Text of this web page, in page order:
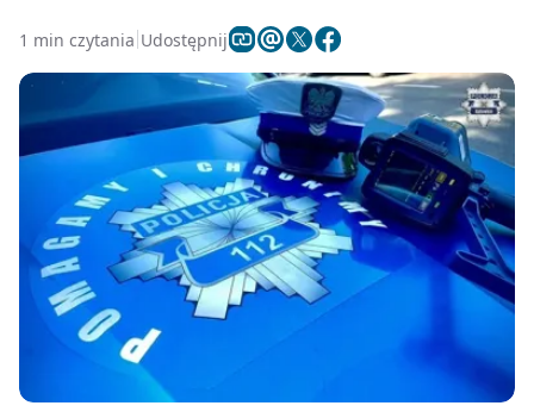
1 min czytania Udostępnij